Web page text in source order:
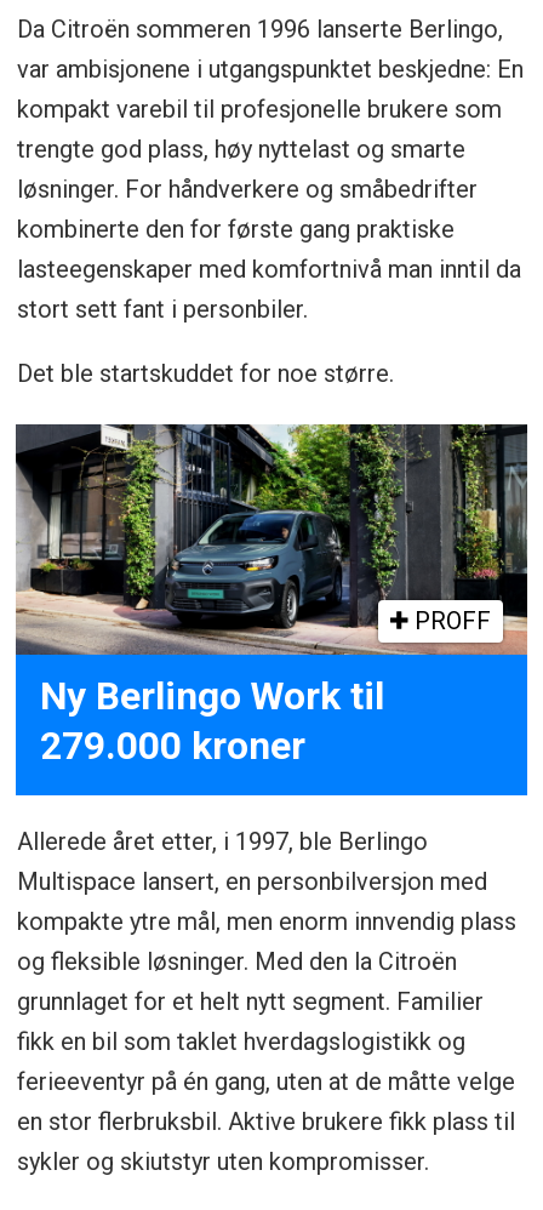
Da Citroën sommeren 1996 lanserte Berlingo,
var ambisjonene i utgangspunktet beskjedne: En
kompakt varebil til profesjonelle brukere som
trengte god plass, høy nyttelast og smarte
løsninger. For håndverkere og småbedrifter
kombinerte den for første gang praktiske
lasteegenskaper med komfortnivå man inntil da
stort sett fant i personbiler.
Det ble startskuddet for noe større.
PROFF
Ny Berlingo Work til
279.000 kroner
Allerede året etter, i 1997, ble Berlingo
Multispace lansert, en personbilversjon med
kompakte ytre mål, men enorm innvendig plass
og fleksible løsninger. Med den la Citroën
grunnlaget for et helt nytt segment. Familier
fikk en bil som taklet hverdagslogistikk og
ferieeventyr på én gang, uten at de måtte velge
en stor flerbruksbil. Aktive brukere fikk plass til
sykler og skiutstyr uten kompromisser.